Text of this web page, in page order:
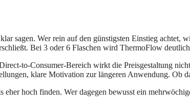
sagen. Wer rein auf den günstigsten Einstieg achtet,
Bei 3 oder 6 Flaschen wird ThermoFlow deutlich
to-Consumer-Bereich wirkt die Preisgestaltung
klare Motivation zur längeren Anwendung. Ob
hoch finden. Wer dagegen bewusst ein